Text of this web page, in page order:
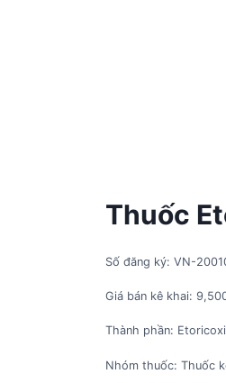
Thuốc
Số đăng ký: VN-
Giá bán kê khai:
Thành phần:
Nhóm thuốc: Thuốc